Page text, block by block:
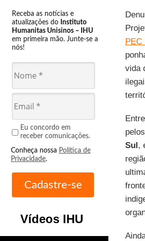
Receba as notícias e
atualizações do Instituto
Humanitas Unisinos – IHU
em primeira mão. Junte-se a
nós!
Eu concordo em
receber comunicações.
Conheça nossa Política de
Privacidade.
Vídeos IHU
PEC
vida
Sul,